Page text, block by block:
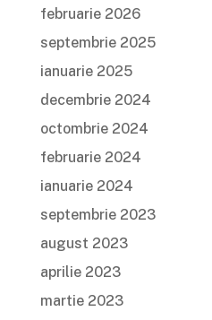
februarie 2026
septembrie 2025
ianuarie 2025
decembrie 2024
octombrie 2024
februarie 2024
ianuarie 2024
septembrie 2023
august 2023
aprilie 2023
martie 2023